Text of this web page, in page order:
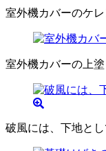
室外機カバーのケレ
室外機カバーの上塗
破風には、下地と